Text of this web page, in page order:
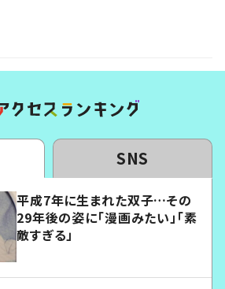
SNS
平成7年に生まれた双子…その
29年後の姿に「漫画みたい」「素
敵すぎる」